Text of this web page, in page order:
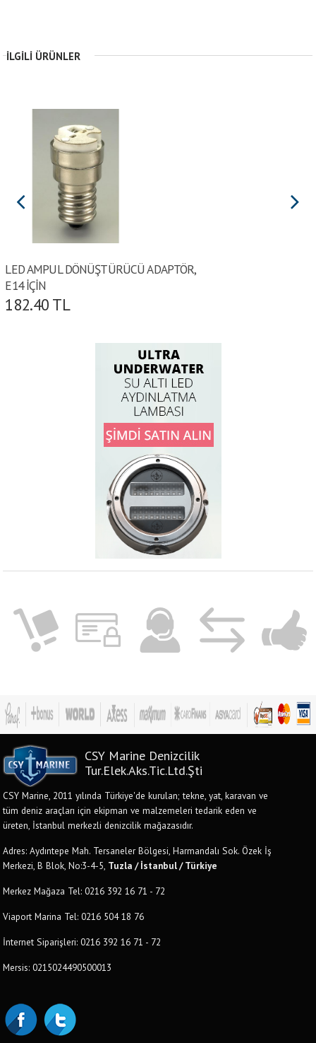
İLGILI ÜRÜNLER
LED AMPUL DÖNÜŞTÜRÜCÜ ADAPTÖR,
E14 İÇİN
182.40 TL
CSY Marine Denizcilik
Tur.Elek.Aks.Tic.Ltd.Şti
CSY Marine, 2011 yılında Türkiye'de kurulan; tekne, yat, karavan ve
tüm deniz araçları için ekipman ve malzemeleri tedarik eden ve
üreten, İstanbul merkezli denizcilik mağazasıdır.
Adres: Aydıntepe Mah. Tersaneler Bölgesi, Harmandalı Sok. Özek İş
Merkezi, B Blok, No:3-4-5, Tuzla / İstanbul / Türkiye
Merkez Mağaza Tel: 0216 392 16 71 - 72
Viaport Marina Tel: 0216 504 18 76
İnternet Siparişleri: 0216 392 16 71 - 72
Mersis: 0215024490500013